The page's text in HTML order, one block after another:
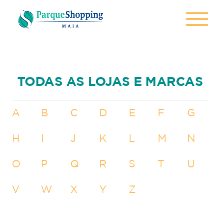
TODAS AS LOJAS E MARCAS
A B C D E F G
H J K L M N
O P Q R S T U
V W X Y Z